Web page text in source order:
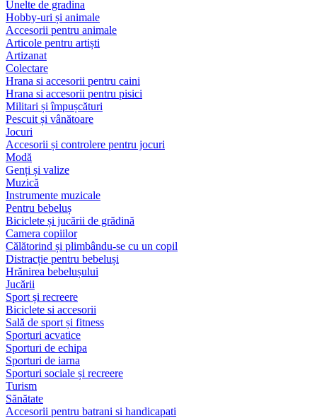
Unelte de gradina
Hobby-uri și animale
Accesorii pentru animale
Articole pentru artiști
Artizanat
Colectare
Hrana si accesorii pentru caini
Hrana si accesorii pentru pisici
Militari și împușcături
Pescuit și vânătoare
Jocuri
Accesorii și controlere pentru jocuri
Modă
Genți și valize
Muzică
Instrumente muzicale
Pentru bebeluș
Biciclete și jucării de grădină
Camera copiilor
Călătorind și plimbându-se cu un copil
Distracție pentru bebeluși
Hrănirea bebelușului
Jucării
Sport și recreere
Biciclete si accesorii
Sală de sport și fitness
Sporturi acvatice
Sporturi de echipa
Sporturi de iarna
Sporturi sociale și recreere
Turism
Sănătate
Accesorii pentru batrani si handicapati